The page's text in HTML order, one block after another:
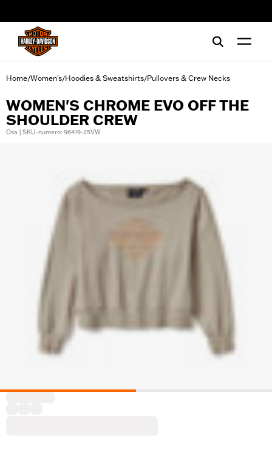
Home/Women's/Hoodies & Sweatshirts/Pullovers & Crew Necks
WOMEN'S CHROME EVO OFF THE
SHOULDER CREW
Osa | SKU-numero: 96419-25VW